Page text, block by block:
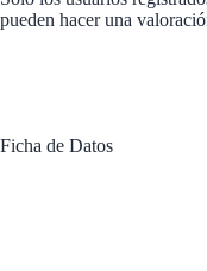
pueden hacer una
Ficha de Datos